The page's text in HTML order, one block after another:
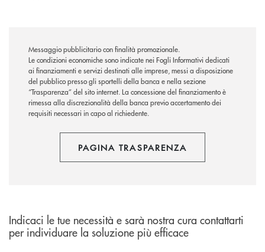
Messaggio pubblicitario con finalità promozionale.
Le condizioni economiche sono indicate nei Fogli Informativi dedicati
ai finanziamenti e servizi destinati alle imprese, messi a disposizione
del pubblico presso gli sportelli della banca e nella sezione
“Trasparenza” del sito internet. La concessione del finanziamento è
rimessa alla discrezionalità della banca previo accertamento dei
requisiti necessari in capo al richiedente.
PAGINA TRASPARENZA
Indicaci le tue necessità e sarà nostra cura contattarti
per individuare la soluzione più efficace